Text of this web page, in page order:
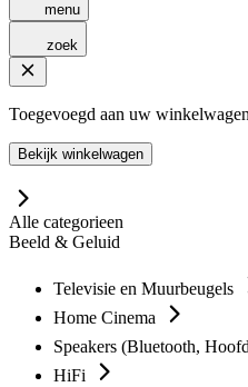
menu
zoek
Toegevoegd aan uw
Bekijk winkelwagen
Alle categorieen
Beeld & Geluid
Televisie en Muurbeugels
Home Cinema
Speakers (Bluetooth,
HiFi